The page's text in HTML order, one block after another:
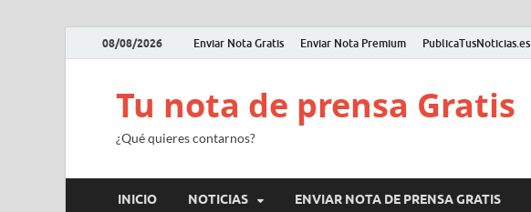
08/08/2026 Enviar Nota Gratis Enviar Nota Premium PublicaTusNoticias.es
Tu nota de prensa Gratis
¿Qué quieres contarnos?
INICIO NOTICIAS ENVIAR NOTA DE PRENSA GRATIS